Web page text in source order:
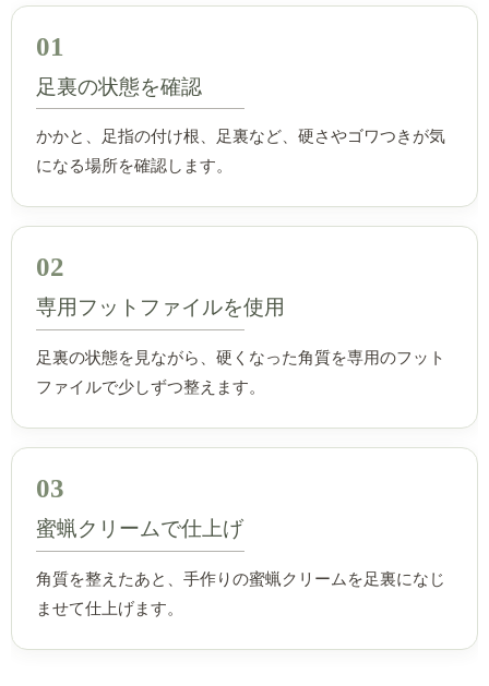
01
足裏の状態を確認
かかと、足指の付け根、足裏など、硬さやゴワつきが気
になる場所を確認します。
02
専用フットファイルを使用
足裏の状態を見ながら、硬くなった角質を専用のフット
ファイルで少しずつ整えます。
03
蜜蝋クリームで仕上げ
角質を整えたあと、手作りの蜜蝋クリームを足裏になじ
ませて仕上げます。